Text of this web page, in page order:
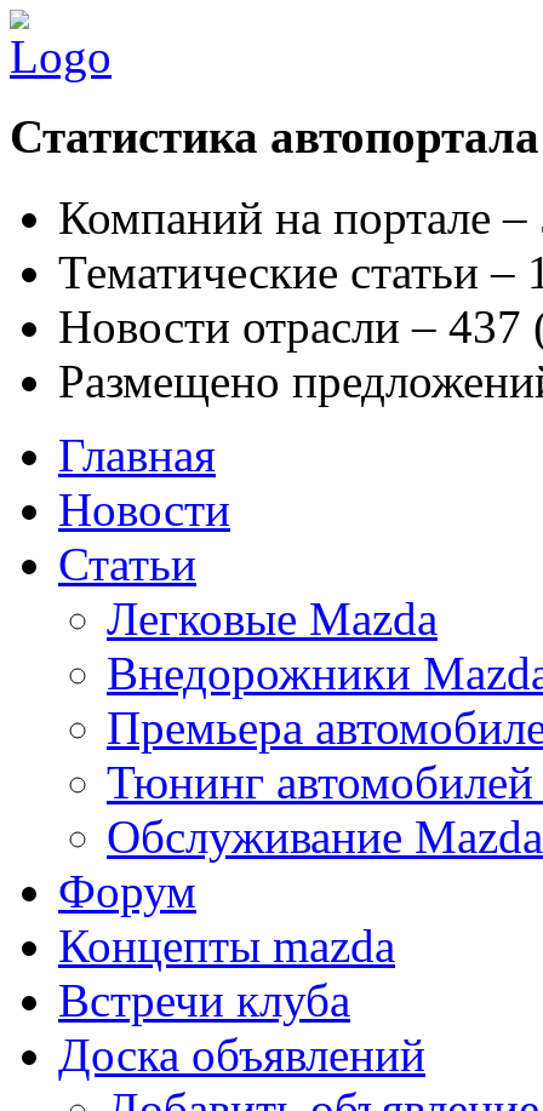
Статистика автопортала
Компаний на портале
Тематические статьи –
Новости отрасли – 437
Размещено
Главная
Новости
Статьи
Легковые Mazda
Внедорожники
Премьера
Тюнинг
Обслуживание Mazda
Форум
Концепты mazda
Встречи клуба
Доска объявлений